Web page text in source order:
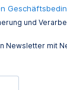
und
Newsletter mit